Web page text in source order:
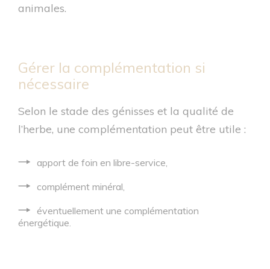
animales.
Gérer la complémentation si
nécessaire
Selon le stade des génisses et la qualité de
l’herbe, une complémentation peut être utile :
apport de foin en libre-service,
complément minéral,
éventuellement une complémentation
énergétique.